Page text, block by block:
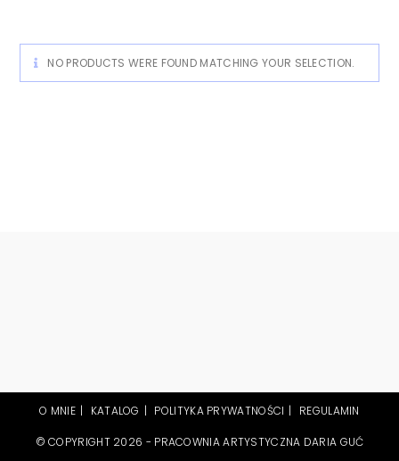
NO PRODUCTS WERE FOUND MATCHING YOUR SELECTION.
O MNIE KATALOG POLITYKA PRYWATNOŚCI REGULAMIN
© COPYRIGHT 2026 - PRACOWNIA ARTYSTYCZNA DARIA GUĆ